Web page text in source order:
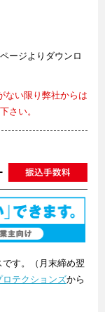
ージよりダウンロ
ない限り弊社からは
さい。
す。（月末締め翌
テクションズから